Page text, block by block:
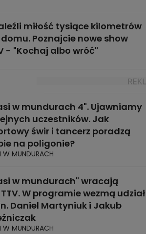
miłość tysiące kilometrów
Poznajcie nowe show
- "Kochaj albo wróć"
w mundurach 4". Ujawniamy
uczestników. Jak
świr i tancerz poradzą
na poligonie?
W MUNDURACH
w mundurach" wracają
W programie wezmą udział
Daniel Martyniuk i Jakub
W MUNDURACH